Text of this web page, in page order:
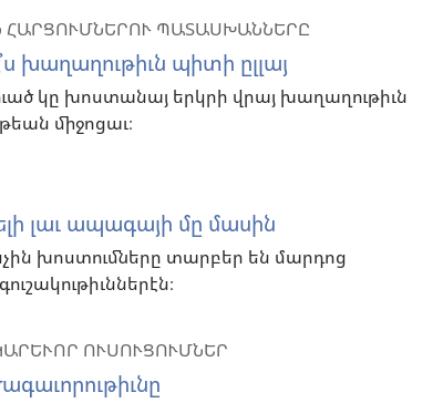
ՊԱՏԱՍԽԱՆՆԵՐԸ
խաղաղութիւն պիտի ըլլայ
կը խոստանայ երկրի վրայ խաղաղութիւն
միջոցաւ։
լաւ ապագայի մը մասին
խոստումները տարբեր են մարդոց
ՈՒՍՈՒՑՈՒՄՆԵՐ